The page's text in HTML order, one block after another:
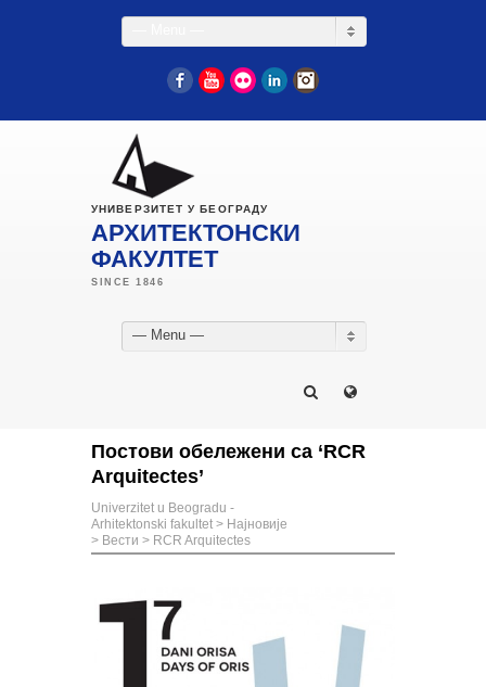
FacebookYouTube
Flickr LinkedIn
УНИВЕРЗИТЕТ У БЕОГРАДУ
АРХИТЕКТОНСКИ
ФАКУЛТЕТ
— Menu —
Постови обележени са ‘RCR
Arquitectes’
Univerzitet u Beogradu -
Arhitektonski fakultet > Најновије
> Вести > RCR Arquitectes